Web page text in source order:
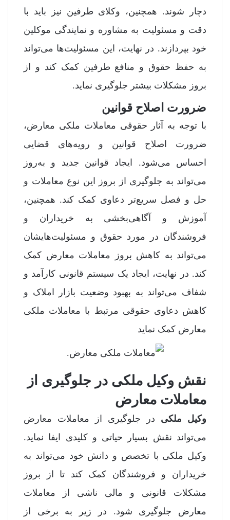
دچار شوند. همچنین، وکلای طرفین نیز باید با
دقت و مسئولیت به مشاوره و نمایندگی موکلین
خود بپردازند. در نهایت، این مسئولیت‌ها می‌تواند
به حفظ حقوق و منافع طرفین کمک کند و از
بروز مشکلات بیشتر جلوگیری نماید.
ضرورت اصلاح قوانین
با توجه به آثار حقوقی معاملات ملکی معارض،
ضرورت اصلاح قوانین و رویه‌های قضایی
احساس می‌شود. ایجاد قوانین جدید و به‌روز
می‌تواند به جلوگیری از بروز این نوع معاملات و
حل و فصل سریع‌تر دعاوی کمک کند. همچنین،
آموزش و آگاهی‌بخشی به خریداران و
فروشندگان در مورد حقوق و مسئولیت‌هایشان
می‌تواند به کاهش بروز معاملات معارض کمک
کند. در نهایت، ایجاد یک سیستم قانونی کارآمد و
شفاف می‌تواند به بهبود وضعیت بازار املاک و
کاهش دعاوی حقوقی مرتبط با معاملات ملکی
معارض کمک نماید
نقش وکیل ملکی در جلوگیری از
معاملات معارض
وکیل ملکی در جلوگیری از معاملات معارض
می‌تواند نقش بسیار حیاتی و کلیدی ایفا نماید.
وکیل ملکی با تخصص و دانش خود می‌تواند به
خریداران و فروشندگان کمک کند تا از بروز
مشکلات قانونی و مالی ناشی از معاملات
معارض جلوگیری شود. در زیر به برخی از